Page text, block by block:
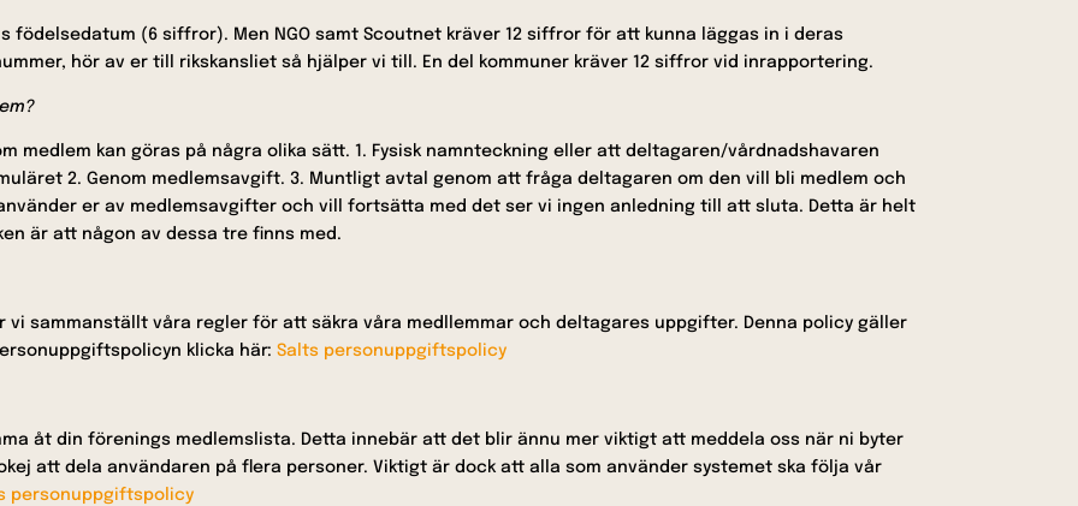
födelsedatum (6 siffror). Men NGO samt Scoutnet kräver 12 siffror för att kunna läggas in i deras
hör av er till rikskansliet så hjälper vi till. En del kommuner kräver 12 siffror vid inrapportering.
medlem kan göras på några olika sätt. 1. Fysisk namnteckning eller att deltagaren/vårdnadshavaren
2. Genom medlemsavgift. 3. Muntligt avtal genom att fråga deltagaren om den vill bli medlem och
er av medlemsavgifter och vill fortsätta med det ser vi ingen anledning till att sluta. Detta är helt
är att någon av dessa tre finns med.
vi sammanställt våra regler för att säkra våra medllemmar och deltagares uppgifter. Denna policy gäller
klicka här:Salts personuppgiftspolicy
åt din förenings medlemslista. Detta innebär att det blir ännu mer viktigt att meddela oss när ni byter
att dela användaren på flera personer. Viktigt är dock att alla som använder systemet ska följa vår
personuppgiftspolicy